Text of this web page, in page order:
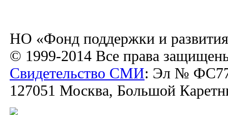
НО «Фонд поддержки и
© 1999-2014 Все права
Свидетельство СМИ: Эл №
127051 Москва, Большой